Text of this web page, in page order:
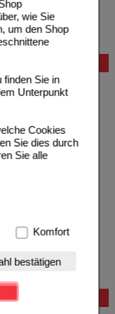
wie Sie
um den Shop
finden Sie in
Unterpunkt
Cookies
Sie dies durch
Sie alle
es sich um
Warenkorb,
verzichtet
Komfort
bestätigen